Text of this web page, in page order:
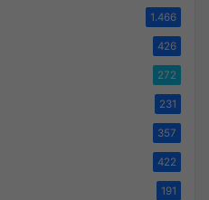
1.466
426
272
231
357
422
191